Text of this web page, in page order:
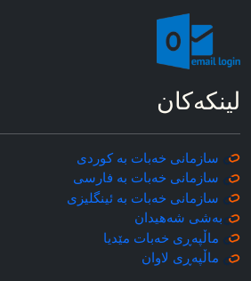
لینکه‌کان
سازمانی خه‌بات به کوردی
سازمانی خه‌بات به فارسی
سازمانی خه‌بات به ئینگلیزی
به‌شی شه‌هیدان
ماڵپه‌ڕی خه‌بات مێدیا
ماڵپه‌ڕی لاوان